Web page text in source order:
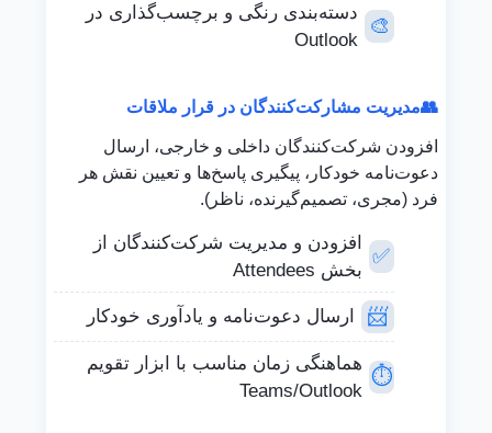
🎨
دسته‌بندی رنگی و برچسب‌گذاری در
Outlook
👥مدیریت مشارکت‌کنندگان در قرار ملاقات
افزودن شرکت‌کنندگان داخلی و خارجی، ارسال
دعوت‌نامه خودکار، پیگیری پاسخ‌ها و تعیین نقش هر
فرد (مجری، تصمیم‌گیرنده، ناظر).
✅
افزودن و مدیریت شرکت‌کنندگان از
بخش Attendees
📨 ارسال دعوت‌نامه و یادآوری خودکار
⏱️
هماهنگی زمان مناسب با ابزار تقویم
Teams/Outlook